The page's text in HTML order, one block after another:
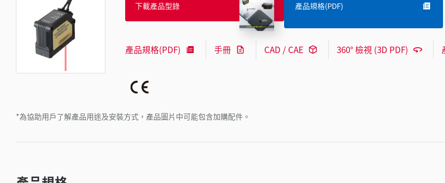
*為協助用戶了解產品用途及安裝方式，產品圖片中可能包含加購配件。
下載產品型錄 產品規格(PDF)
產品規格(PDF) 手冊 CAD / CAE 360° 檢視 (3D PDF)